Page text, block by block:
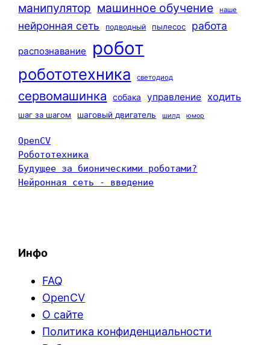
манипулятор машинное обучение наше
нейронная сеть подводный пылесос работа
распознавание робот
робототехника светодиод
сервомашинка собака управление ходить
шаг за шагом шаговый двигатель шилд юмор
OpenCV
Робототехника
Будущее за бионическими роботами?
Нейронная сеть - введение
Инфо
FAQ
OpenCV
О сайте
Политика конфиденциальности